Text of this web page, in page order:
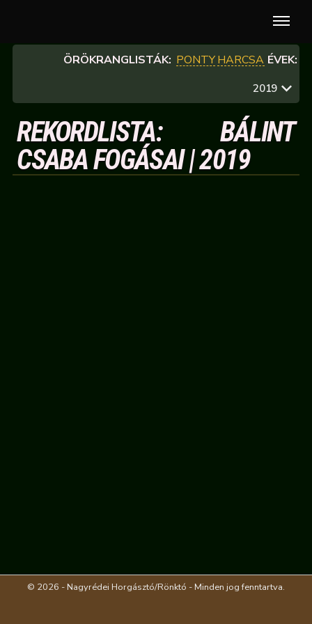
ÖRÖKRANGLISTÁK: PONTYHARCSA ÉVEK:
2019
REKORDLISTA: BÁLINT
CSABA FOGÁSAI | 2019
© 2026 - Nagyrédei Horgásztó/Rönktó - Minden jog fenntartva.